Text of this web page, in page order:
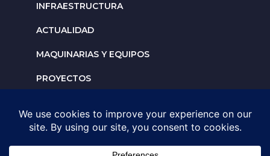
INFRAESTRUCTURA
ACTUALIDAD
MAQUINARIAS Y EQUIPOS
PROYECTOS
Solicita un espacio para
tu negocio